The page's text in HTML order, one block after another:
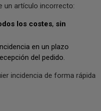
un artículo incorrecto:
los costes, sin
en un plazo
del pedido.
incidencia de forma rápida